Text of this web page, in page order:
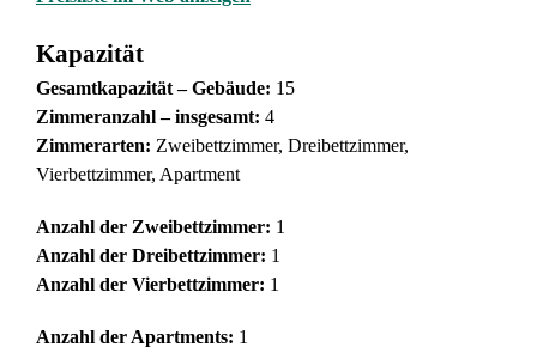
Kapazität
Gesamtkapazität – Gebäude: 15
Zimmeranzahl – insgesamt: 4
Zimmerarten: Zweibettzimmer, Dreibettzimmer,
Vierbettzimmer, Apartment
Anzahl der Zweibettzimmer: 1
Anzahl der Dreibettzimmer: 1
Anzahl der Vierbettzimmer: 1
Anzahl der Apartments: 1